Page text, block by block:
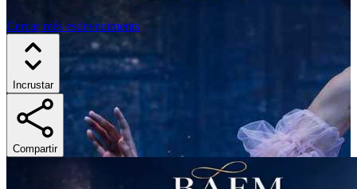
Cercar més esdeveniments
Incrustar
Compartir